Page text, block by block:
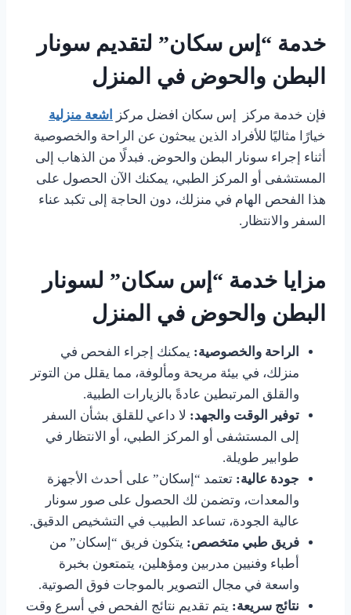
خدمة “إس سكان” لتقديم سونار
البطن والحوض في المنزل
فإن خدمة مركز إس سكان افضل مركز
اشعة منزلية
خيارًا مثاليًا للأفراد الذين يبحثون عن الراحة والخصوصية
أثناء إجراء سونار البطن والحوض. فبدلًا من الذهاب إلى
المستشفى أو المركز الطبي، يمكنك الآن الحصول على
هذا الفحص الهام في منزلك، دون الحاجة إلى تكبد عناء
السفر والانتظار.
مزايا خدمة “إس سكان” لسونار
البطن والحوض في المنزل
الراحة والخصوصية: يمكنك إجراء الفحص في
منزلك، في بيئة مريحة ومألوفة، مما يقلل من التوتر
والقلق المرتبطين عادةً بالزيارات الطبية.
توفير الوقت والجهد: لا داعي للقلق بشأن السفر
إلى المستشفى أو المركز الطبي، أو الانتظار في
طوابير طويلة.
جودة عالية: تعتمد “إسكان” على أحدث الأجهزة
والمعدات، وتضمن لك الحصول على صور سونار
عالية الجودة، تساعد الطبيب في التشخيص الدقيق.
فريق طبي متخصص: يتكون فريق “إسكان” من
أطباء وفنيين مدربين ومؤهلين، يتمتعون بخبرة
واسعة في مجال التصوير بالموجات فوق الصوتية.
نتائج سريعة: يتم تقديم نتائج الفحص في أسرع وقت